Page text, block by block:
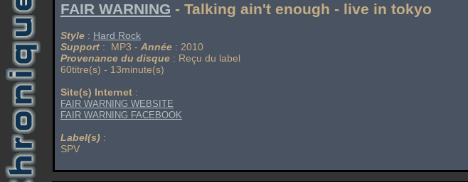
FAIR WARNING - Talking ain't enough - live in tokyo
Style : Hard Rock
Support : MP3 - Année : 2010
Provenance du disque : Reçu du label
60titre(s) - 13minute(s)
Site(s) Internet :
FAIR WARNING WEBSITE
FAIR WARNING FACEBOOK
Label(s) :
SPV